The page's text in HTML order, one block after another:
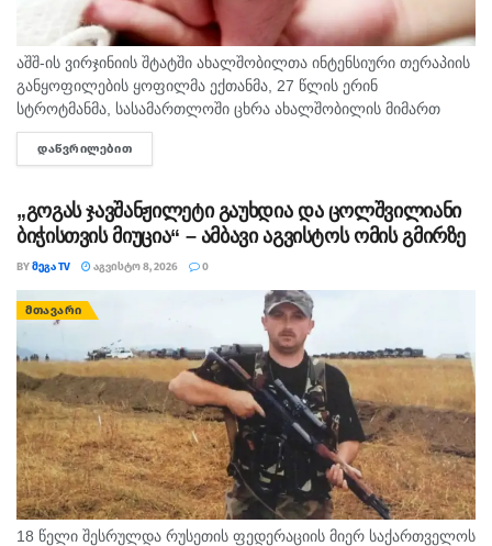
აშშ-ის ვირჯინიის შტატში ახალშობილთა ინტენსიური თერაპიის
განყოფილების ყოფილმა ექთანმა, 27 წლის ერინ
სტროტმანმა, სასამართლოში ცხრა ახალშობილის მიმართ
ბავშვზე ძალადობის ბრალდებაზე დანაშაული არ უარყო. საქმე
ერთ-ერთ ყველაზე გახმაურებულ სამედიცინო სკანდალად
ᲓᲐᲬᲕᲠᲘᲚᲔᲑᲘᲗ
„გოგას ჯავშანჟილეტი გაუხდია და ცოლშვილიანი
ბიჭისთვის მიუცია“ – ამბავი აგვისტოს ომის გმირზე
BYᲛᲔᲒᲐ TV ᲐᲒᲕᲘᲡᲢᲝ 8, 2026 0
ᲛᲗᲐᲕᲐᲠᲘ
18 წელი შესრულდა რუსეთის ფედერაციის მიერ საქართველოს